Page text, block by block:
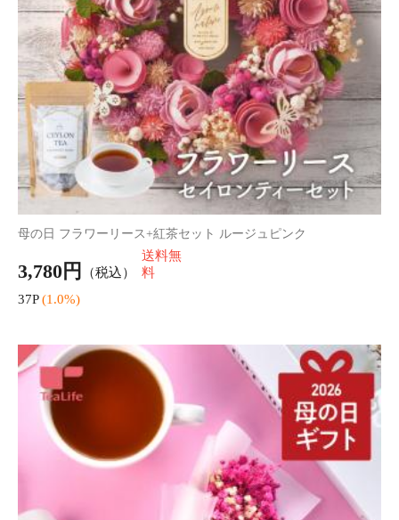
《高級ギフト》贅沢 お茶漬け彩々 4種6食入
4,280円
送料無
42P
(1.0%)